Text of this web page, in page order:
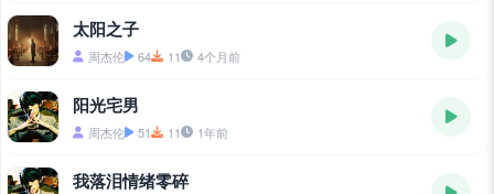
太阳之子
周杰伦 64 11 4个月前
阳光宅男
周杰伦 51 11 1年前
我落泪情绪零碎